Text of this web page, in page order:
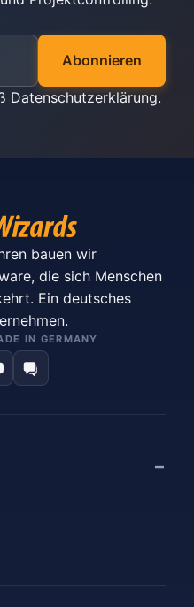
Abonnieren
Datenschutzerklärung.
bauen wir
die sich Menschen
Ein deutsches
IN GERMANY